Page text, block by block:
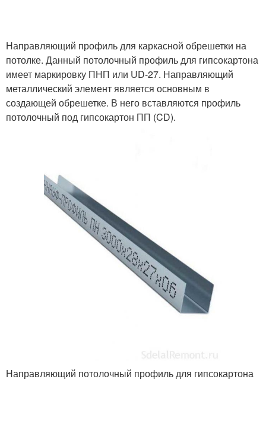
Направляющий профиль для каркасной обрешетки на
потолке. Данный потолочный профиль для гипсокартона
имеет маркировку ПНП или UD-27. Направляющий
металлический элемент является основным в
создающей обрешетке. В него вставляются профиль
потолочный под гипсокартон ПП (CD).
Направляющий потолочный профиль для гипсокартона